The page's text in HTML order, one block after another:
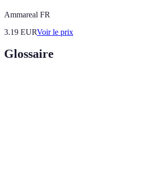
Ammareal FR
3.19 EURVoir le prix
Glossaire